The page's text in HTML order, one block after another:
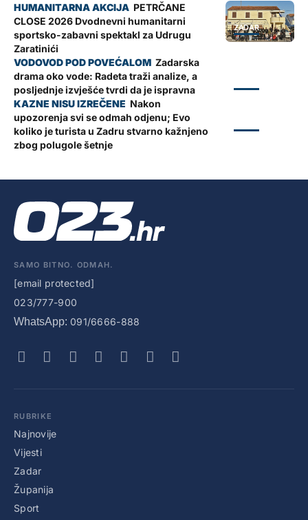
ZADAR
PETRČANE
CLOSE 2026 Dvodnevni humanitarni
sportsko-zabavni spektakl za Udrugu
Zaratinići
Zadarska
drama oko vode: Radeta traži analize, a
posljednje izvješće tvrdi da je ispravna
Nakon
upozorenja svi se odmah odjenu; Evo
koliko je turista u Zadru stvarno kažnjeno
zbog polugole šetnje
SAMO BITNO. ODMAH.
[email protected]
023/777-900
WhatsApp: 091/6666-888
RUBRIKE
Najnovije
Vijesti
Zadar
Županija
Sport